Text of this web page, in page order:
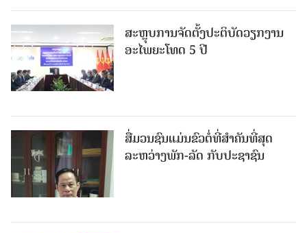
ສະຫຼຸບການຈັດຕັ້ງປະຕິບັດວຽກງານ
ອະໄພຍະໂທດ 5 ປີ
ສື່ມວນຊົນແມ່ນຂົວຕໍ່ທີ່ສໍາຄັນທີ່ສຸດ
ລະຫວ່າງພັກ-ລັດ ກັບປະຊາຊົນ